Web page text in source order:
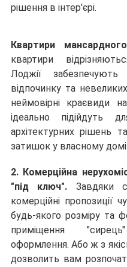
рішення в інтер'єрі.
Квартири
квартири
Лоджії
відпочинку та
неймовірні краєвиди
ідеально підійдуть
архітектурних рішень
затишок у власному домі.
2. Комерційна
"під ключ".
Завдяки
комерційні пропозиції
будь-якого розміру та
приміщення
оформлення. Або ж з
дозволить вам